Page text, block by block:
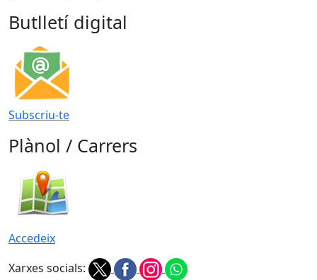
Butlletí digital
Subscriu-te
Plànol / Carrers
Accedeix
Xarxes socials: